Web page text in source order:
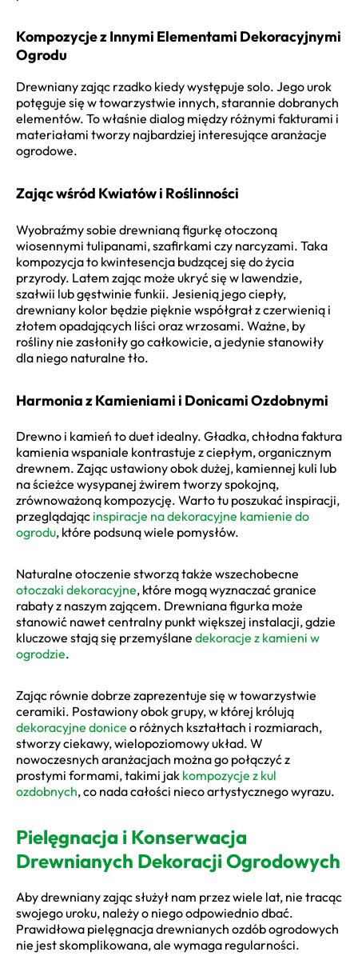
Kompozycje z Innymi Elementami Dekoracyjnymi
Ogrodu
Drewniany zając rzadko kiedy występuje solo. Jego urok
potęguje się w towarzystwie innych, starannie dobranych
elementów. To właśnie dialog między różnymi fakturami i
materiałami tworzy najbardziej interesujące aranżacje
ogrodowe.
Zając wśród Kwiatów i Roślinności
Wyobraźmy sobie drewnianą figurkę otoczoną
wiosennymi tulipanami, szafirkami czy narcyzami. Taka
kompozycja to kwintesencja budzącej się do życia
przyrody. Latem zając może ukryć się w lawendzie,
szałwii lub gęstwinie funkii. Jesienią jego ciepły,
drewniany kolor będzie pięknie współgrał z czerwienią i
złotem opadających liści oraz wrzosami. Ważne, by
rośliny nie zasłoniły go całkowicie, a jedynie stanowiły
dla niego naturalne tło.
Harmonia z Kamieniami i Donicami Ozdobnymi
Drewno i kamień to duet idealny. Gładka, chłodna faktura
kamienia wspaniale kontrastuje z ciepłym, organicznym
drewnem. Zając ustawiony obok dużej, kamiennej kuli lub
na ścieżce wysypanej żwirem tworzy spokojną,
zrównoważoną kompozycję. Warto tu poszukać inspiracji,
przeglądając inspiracje na dekoracyjne kamienie do
ogrodu, które podsuną wiele pomysłów.
Naturalne otoczenie stworzą także wszechobecne
otoczaki dekoracyjne, które mogą wyznaczać granice
rabaty z naszym zającem. Drewniana figurka może
stanowić nawet centralny punkt większej instalacji, gdzie
kluczowe stają się przemyślane dekoracje z kamieni w
ogrodzie.
Zając równie dobrze zaprezentuje się w towarzystwie
ceramiki. Postawiony obok grupy, w której królują
dekoracyjne donice o różnych kształtach i rozmiarach,
stworzy ciekawy, wielopoziomowy układ. W
nowoczesnych aranżacjach można go połączyć z
prostymi formami, takimi jak kompozycje z kul
ozdobnych, co nada całości nieco artystycznego wyrazu.
Pielęgnacja i Konserwacja
Drewnianych Dekoracji Ogrodowych
Aby drewniany zając służył nam przez wiele lat, nie tracąc
swojego uroku, należy o niego odpowiednio dbać.
Prawidłowa pielęgnacja drewnianych ozdób ogrodowych
nie jest skomplikowana, ale wymaga regularności.